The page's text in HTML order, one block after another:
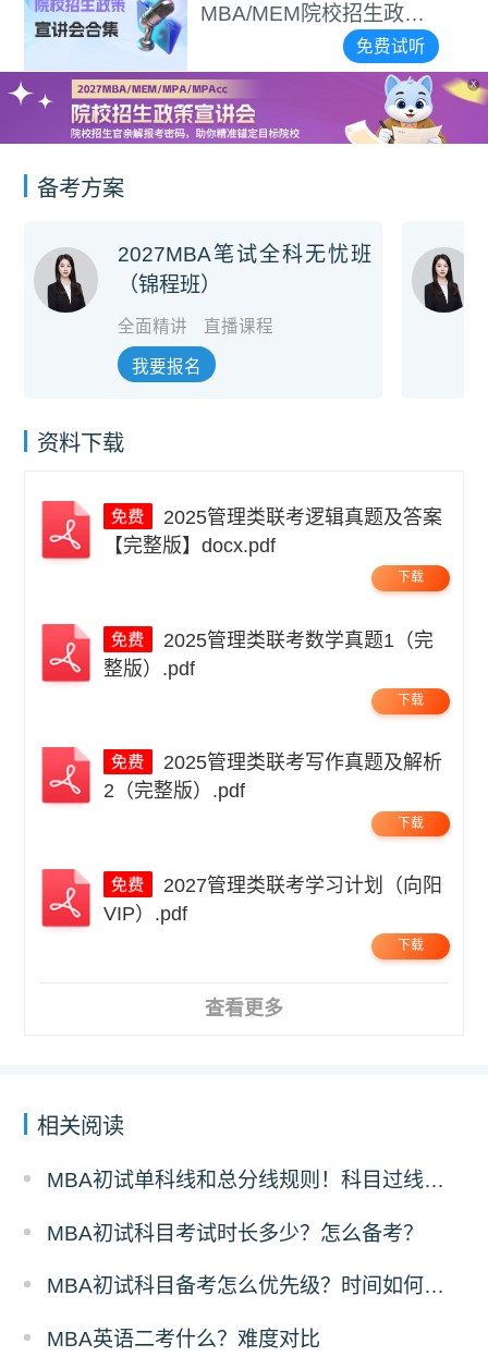
MBA/MEM院校招生政策
免费试听
X
备考方案
2027MBA笔试全科无忧班
（锦程班）
全面精讲 直播课程
我要报名
资料下载
【完整版】docx.pdf
下载
整版）.pdf
下载
2（完整版）.pdf
下载
VIP）.pdf
下载
查看更多
相关阅读
MBA初试单科线和总分线规则！科目过线标准
MBA初试科目考试时长多少？怎么备考？
MBA初试科目备考怎么优先级？时间如何分配？
MBA英语二考什么？难度对比